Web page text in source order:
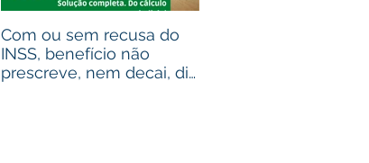
Com ou sem recusa do
INSS, benefício não
prescreve, nem decai, diz